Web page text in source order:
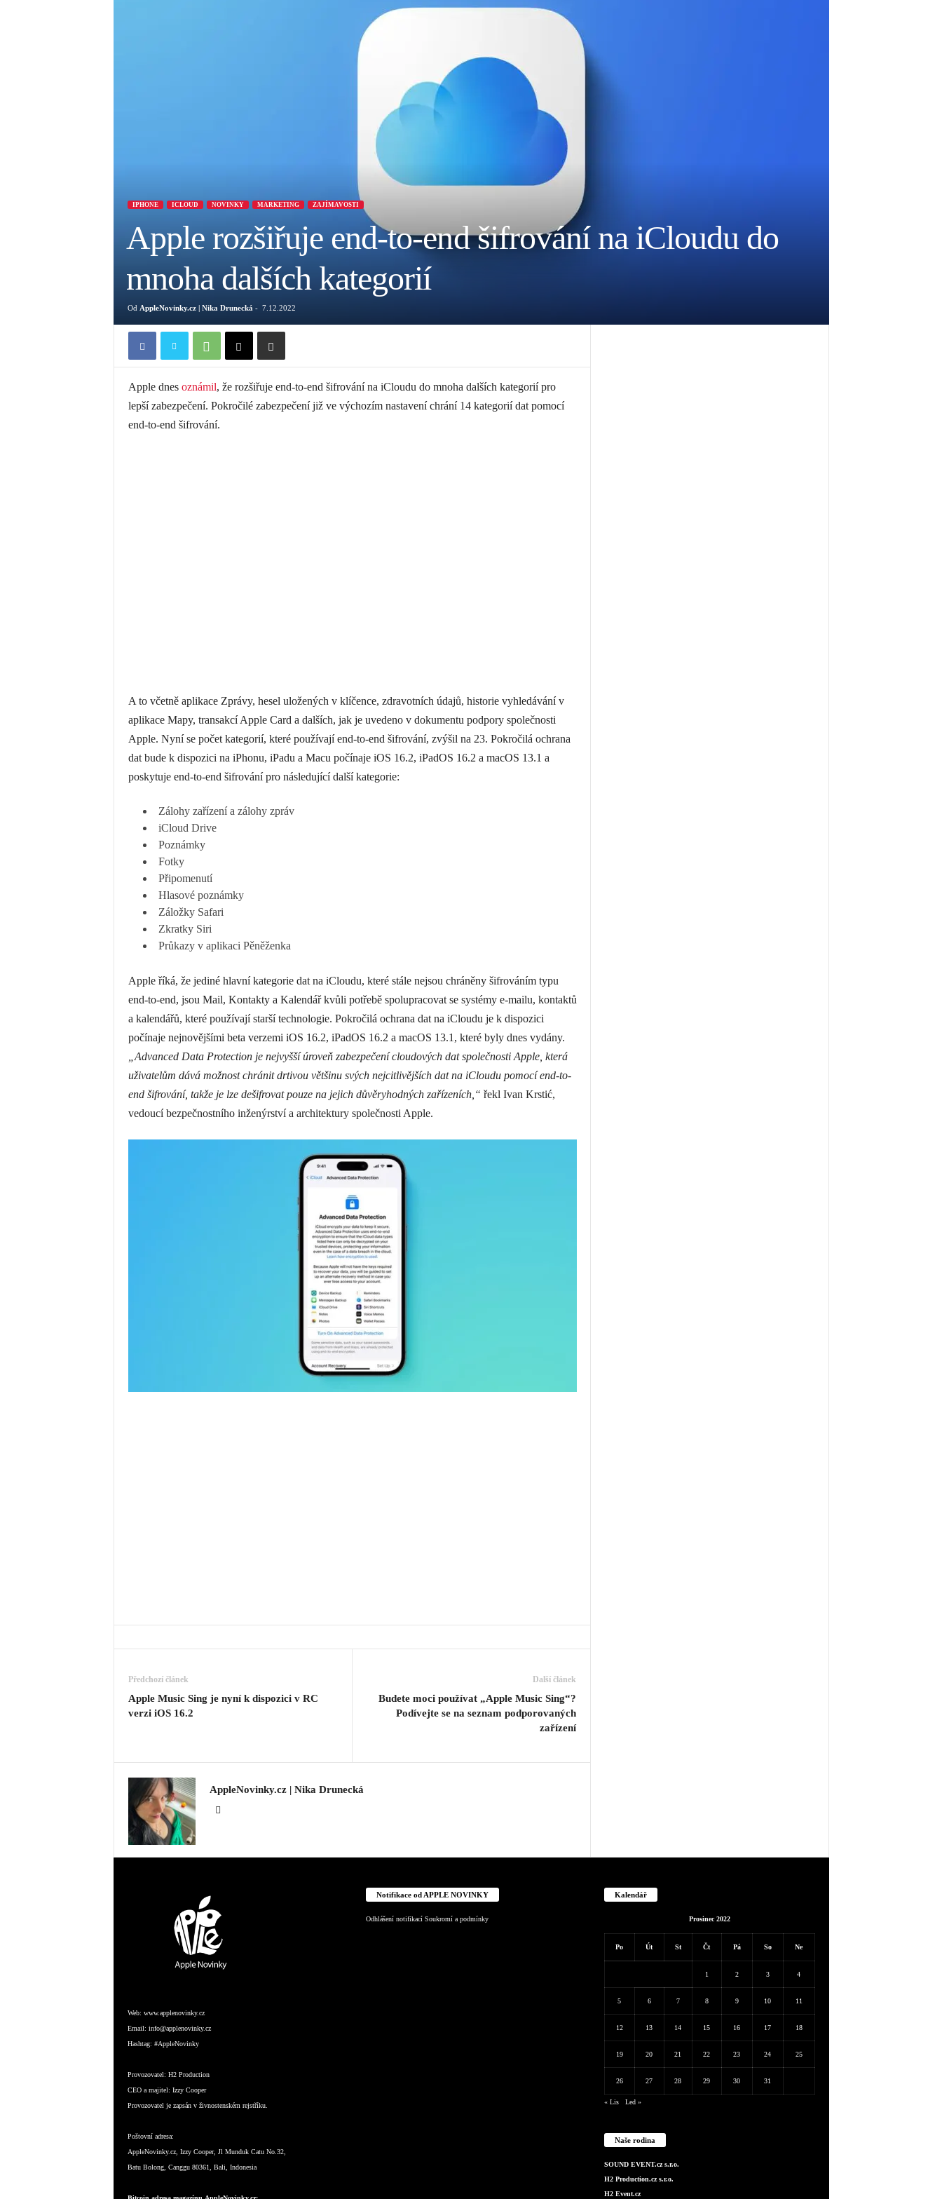
IPHONE ICLOUD NOVINKY MARKETING ZAJÍMAVOSTI
Apple rozšiřuje end-to-end šifrování na iCloudu do
mnoha dalších kategorií
Od AppleNovinky.cz | Nika Drunecká - 7.12.2022
Apple dnes oznámil, že rozšiřuje end-to-end šifrování na iCloudu do mnoha dalších kategorií pro
lepší zabezpečení. Pokročilé zabezpečení již ve výchozím nastavení chrání 14 kategorií dat pomocí
end-to-end šifrování.
A to včetně aplikace Zprávy, hesel uložených v klíčence, zdravotních údajů, historie vyhledávání v
aplikace Mapy, transakcí Apple Card a dalších, jak je uvedeno v dokumentu podpory společnosti
Apple. Nyní se počet kategorií, které používají end-to-end šifrování, zvýšil na 23. Pokročilá ochrana
dat bude k dispozici na iPhonu, iPadu a Macu počínaje iOS 16.2, iPadOS 16.2 a macOS 13.1 a
poskytuje end-to-end šifrování pro následující další kategorie:
Zálohy zařízení a zálohy zpráv
iCloud Drive
Poznámky
Fotky
Připomenutí
Hlasové poznámky
Záložky Safari
Zkratky Siri
Průkazy v aplikaci Pěněženka
Apple říká, že jediné hlavní kategorie dat na iCloudu, které stále nejsou chráněny šifrováním typu
end-to-end, jsou Mail, Kontakty a Kalendář kvůli potřebě spolupracovat se systémy e-mailu, kontaktů
a kalendářů, které používají starší technologie. Pokročilá ochrana dat na iCloudu je k dispozici
počínaje nejnovějšími beta verzemi iOS 16.2, iPadOS 16.2 a macOS 13.1, které byly dnes vydány.
„Advanced Data Protection je nejvyšší úroveň zabezpečení cloudových dat společnosti Apple, která
uživatelům dává možnost chránit drtivou většinu svých nejcitlivějších dat na iCloudu pomocí end-to-
end šifrování, takže je lze dešifrovat pouze na jejich důvěryhodných zařízeních,“ řekl Ivan Krstić,
vedoucí bezpečnostního inženýrství a architektury společnosti Apple.
Předchozí článek
Apple Music Sing je nyní k dispozici v RC
verzi iOS 16.2
Další článek
Budete moci používat „Apple Music Sing“?
Podívejte se na seznam podporovaných
zařízení
AppleNovinky.cz | Nika Drunecká
Web: www.applenovinky.cz
Email: info@applenovinky.cz
Hashtag: #AppleNovinky
Provozovatel: H2 Production
CEO a majitel: Izzy Cooper
Provozovatel je zapsán v živnostenském rejstříku.
Poštovní adresa:
AppleNovinky.cz, Izzy Cooper, Jl Munduk Catu No.32,
Batu Bolong, Canggu 80361, Bali, Indonesia
Notifikace od APPLE NOVINKY
Odhlášení notifikací Soukromí a podmínky
Kalendář
Prosinec 2022
Po Út St Čt Pá So Ne
1 2 3 4
5 6 7 8 9 10 11
12 13 14 15 16 17 18
19 20 21 22 23 24 25
26 27 28 29 30 31
« Lis Led »
Naše rodina
SOUND EVENT.cz s.r.o.
H2 Production.cz s.r.o.
H2 Event.cz